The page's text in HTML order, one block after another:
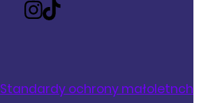
Standardy ochrony małoletnch